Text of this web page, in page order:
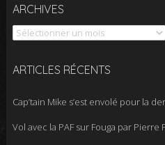
ARCHIVES
Archives
ARTICLES RÉCENTS
Cap’tain Mike s’est envolé pour la
Vol avec la PAF sur Fouga par Pierre